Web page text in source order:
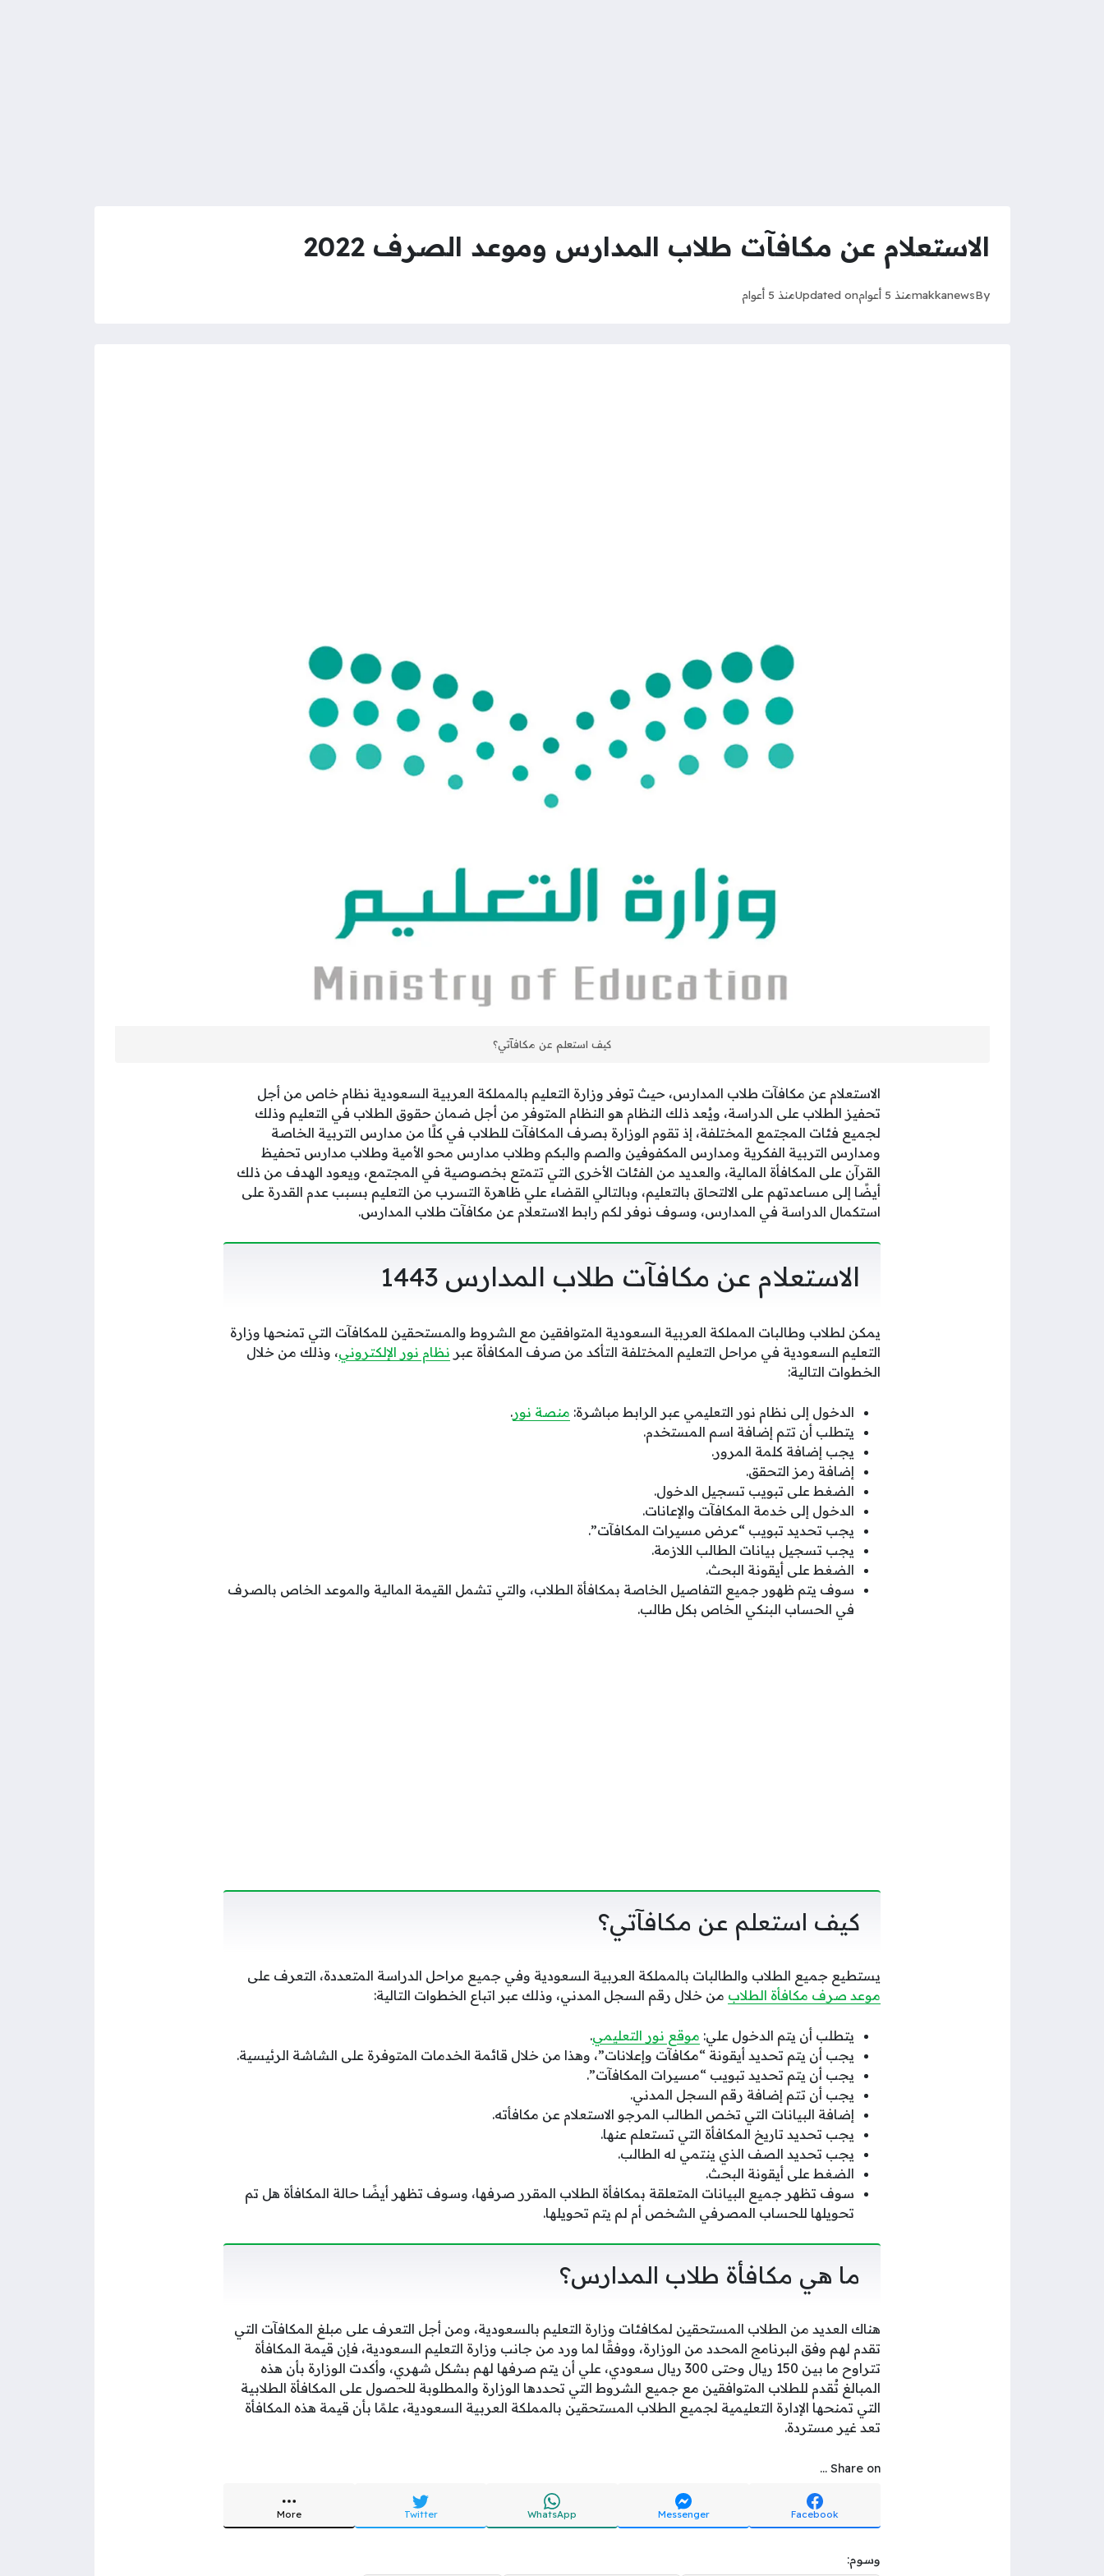
الاستعلام عن مكافآت طلاب المدارس وموعد الصرف 2022
By
makkanewsمنذ 5 أعوام Updated onمنذ 5 أعوام
كيف استعلم عن مكافآتي؟
الاستعلام عن مكافآت طلاب المدارس، حيث توفر وزارة التعليم بالمملكة العربية السعودية نظام خاص من أجل
تحفيز الطلاب على الدراسة، ويُعد ذلك النظام هو النظام المتوفر من أجل ضمان حقوق الطلاب في التعليم وذلك
لجميع فئات المجتمع المختلفة، إذ تقوم الوزارة بصرف المكافآت للطلاب في كلًا من مدارس التربية الخاصة
ومدارس التربية الفكرية ومدارس المكفوفين والصم والبكم وطلاب مدارس محو الأمية وطلاب مدارس تحفيظ
القرآن على المكافأة المالية، والعديد من الفئات الأخرى التي تتمتع بخصوصية في المجتمع، ويعود الهدف من ذلك
أيضًا إلى مساعدتهم على الالتحاق بالتعليم، وبالتالي القضاء علي ظاهرة التسرب من التعليم بسبب عدم القدرة على
استكمال الدراسة في المدارس، وسوف نوفر لكم رابط الاستعلام عن مكافآت طلاب المدارس.
الاستعلام عن مكافآت طلاب المدارس 1443
يمكن لطلاب وطالبات المملكة العربية السعودية المتوافقين مع الشروط والمستحقين للمكافآت التي تمنحها وزارة
التعليم السعودية في مراحل التعليم المختلفة التأكد من صرف المكافأة عبر نظام نور الإلكتروني، وذلك من خلال
الخطوات التالية:
الدخول إلى نظام نور التعليمي عبر الرابط مباشرة: منصة نور.
يتطلب أن تتم إضافة اسم المستخدم.
يجب إضافة كلمة المرور.
إضافة رمز التحقق.
الضغط على تبويب تسجيل الدخول.
الدخول إلى خدمة المكافآت والإعانات.
يجب تحديد تبويب “عرض مسيرات المكافآت”.
يجب تسجيل بيانات الطالب اللازمة.
الضغط على أيقونة البحث.
سوف يتم ظهور جميع التفاصيل الخاصة بمكافأة الطلاب، والتي تشمل القيمة المالية والموعد الخاص بالصرف
في الحساب البنكي الخاص بكل طالب.
كيف استعلم عن مكافآتي؟
يستطيع جميع الطلاب والطالبات بالمملكة العربية السعودية وفي جميع مراحل الدراسة المتعددة، التعرف على
موعد صرف مكافأة الطلاب من خلال رقم السجل المدني، وذلك عبر اتباع الخطوات التالية:
يتطلب أن يتم الدخول علي: موقع نور التعليمي.
يجب أن يتم تحديد أيقونة “مكافآت وإعلانات”، وهذا من خلال قائمة الخدمات المتوفرة على الشاشة الرئيسية.
يجب أن يتم تحديد تبويب “مسيرات المكافآت”.
يجب أن تتم إضافة رقم السجل المدني.
إضافة البيانات التي تخص الطالب المرجو الاستعلام عن مكافأته.
يجب تحديد تاريخ المكافأة التي تستعلم عنها.
يجب تحديد الصف الذي ينتمي له الطالب.
الضغط على أيقونة البحث.
سوف تظهر جميع البيانات المتعلقة بمكافأة الطلاب المقرر صرفها، وسوف تظهر أيضًا حالة المكافأة هل تم
تحويلها للحساب المصرفي الشخص أم لم يتم تحويلها.
ما هي مكافأة طلاب المدارس؟
هناك العديد من الطلاب المستحقين لمكافئات وزارة التعليم بالسعودية، ومن أجل التعرف على مبلغ المكافآت التي
تقدم لهم وفق البرنامج المحدد من الوزارة، ووفقًا لما ورد من جانب وزارة التعليم السعودية، فإن قيمة المكافأة
تتراوح ما بين 150 ريال وحتى 300 ريال سعودي، علي أن يتم صرفها لهم بشكل شهري، وأكدت الوزارة بأن هذه
المبالغ تُقدم للطلاب المتوافقين مع جميع الشروط التي تحددها الوزارة والمطلوبة للحصول على المكافأة الطلابية
التي تمنحها الإدارة التعليمية لجميع الطلاب المستحقين بالمملكة العربية السعودية، علمًا بأن قيمة هذه المكافأة
تعد غير مستردة.
Share on ...
Facebook
Messenger
WhatsApp
Twitter
More
وسوم: